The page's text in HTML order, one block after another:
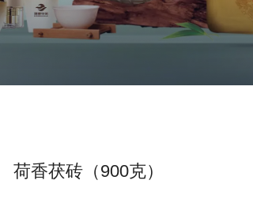
荷香茯砖（900克）